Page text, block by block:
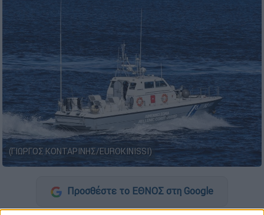
(ΓΙΩΡΓΟΣ ΚΟΝΤΑΡΙΝΗΣ/EUROKINISSI)
Προσθέστε το ΕΘΝΟΣ στη Google